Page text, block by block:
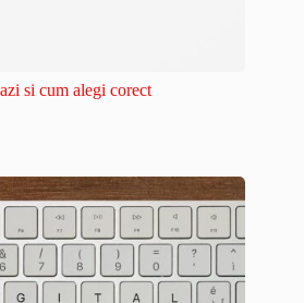
si cum alegi corect